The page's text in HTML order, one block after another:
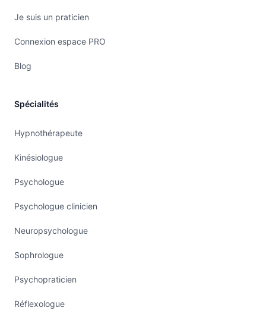
Je suis un praticien
Connexion espace PRO
Blog
Spécialités
Hypnothérapeute
Kinésiologue
Psychologue
Psychologue clinicien
Neuropsychologue
Sophrologue
Psychopraticien
Réflexologue